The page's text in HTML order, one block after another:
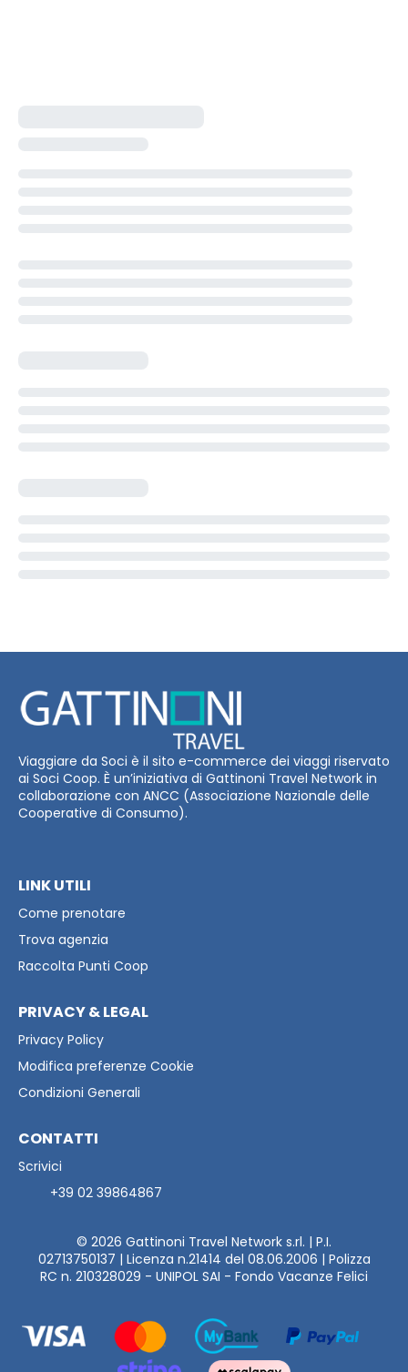
Viaggiare da Soci è il sito e-commerce dei viaggi riservato
ai Soci Coop. È un’iniziativa di Gattinoni Travel Network in
collaborazione con ANCC (Associazione Nazionale delle
Cooperative di Consumo).
LINK UTILI
Come prenotare
Trova agenzia
Raccolta Punti Coop
PRIVACY & LEGAL
Privacy Policy
Modifica preferenze Cookie
Condizioni Generali
CONTATTI
Scrivici
+39 02 39864867
© 2026 Gattinoni Travel Network s.rl. | P.I.
02713750137 | Licenza n.21414 del 08.06.2006 | Polizza
RC n. 210328029 - UNIPOL SAI - Fondo Vacanze Felici